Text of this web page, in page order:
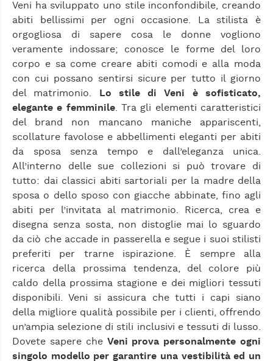
Veni ha sviluppato uno stile inconfondibile, creando
abiti bellissimi per ogni occasione. La stilista è
orgogliosa di sapere cosa le donne vogliono
veramente indossare; conosce le forme del loro
corpo e sa come creare abiti comodi e alla moda
con cui possano sentirsi sicure per tutto il giorno
del matrimonio.
Lo stile di Veni è sofisticato,
elegante e femminile. Tra gli elementi caratteristici
del brand non mancano maniche appariscenti,
scollature favolose e abbellimenti eleganti per abiti
da sposa senza tempo e dall’eleganza unica.
All’interno delle sue collezioni si può trovare di
tutto: dai classici abiti sartoriali per la madre della
sposa o dello sposo con giacche abbinate, fino agli
abiti per l’invitata al matrimonio. Ricerca, crea e
disegna senza sosta, non distoglie mai lo sguardo
da ciò che accade in passerella e segue i suoi stilisti
preferiti per trarne ispirazione. È sempre alla
ricerca della prossima tendenza, del colore più
caldo della prossima stagione e dei migliori tessuti
disponibili. Veni si assicura che tutti i capi siano
della migliore qualità possibile per i clienti, offrendo
un’ampia selezione di stili inclusivi e tessuti di lusso.
Dovete sapere che Veni prova personalmente ogni
singolo modello per garantire una vestibilità ed un